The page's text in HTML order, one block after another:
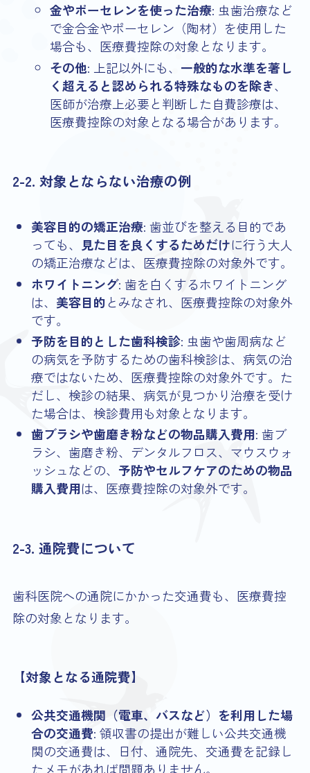
金やポーセレンを使った治療: 虫歯治療など
で金合金やポーセレン（陶材）を使用した
場合も、医療費控除の対象となります。
その他: 上記以外にも、 一般的な水準を著し
く超えると認められる特殊なものを除き、
医師が治療上必要と判断した自費診療は、
医療費控除の対象となる場合があります。
2-2. 対象とならない治療の例
美容目的の矯正治療: 歯並びを整える目的であ
っても、
見た目を良くするためだけに行う大人
の矯正治療などは、医療費控除の対象外です。
ホワイトニング: 歯を白くするホワイトニング
は、 美容目的とみなされ、医療費控除の対象外
です。
予防を目的とした歯科検診: 虫歯や歯周病など
の病気を予防するための歯科検診は、病気の治
療ではないため、医療費控除の対象外です。た
だし、検診の結果、病気が見つかり治療を受け
た場合は、検診費用も対象となります。
歯ブラシや歯磨き粉などの物品購入費用: 歯ブ
ラシ、歯磨き粉、デンタルフロス、マウスウォ
ッシュなどの、 予防やセルフケアのための物品
購入費用は、医療費控除の対象外です。
2-3. 通院費について
歯科医院への通院にかかった交通費も、医療費控
除の対象となります。
【対象となる通院費】
公共交通機関（電車、バスなど）を利用した場
合の交通費: 領収書の提出が難しい公共交通機
関の交通費は、日付、通院先、交通費を記録し
たメモがあれば問題ありません。